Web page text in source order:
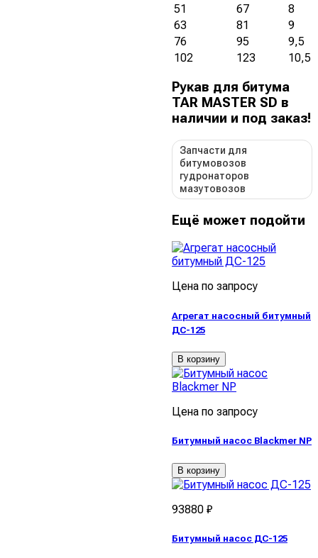
51 67
8
63
81
9
76
95
9,5
102
123 10,5
Рукав для битума
TAR MASTER SD в
наличии и под заказ!
Запчасти для
битумовозов
гудронаторов
мазутовозов
Ещё может подойти
Цена по запросу
Агрегат насосный битумный
ДС-125
В корзину
Цена по запросу
Битумный насос Blackmer NP
В корзину
93880 ₽
Битумный насос ДС-125